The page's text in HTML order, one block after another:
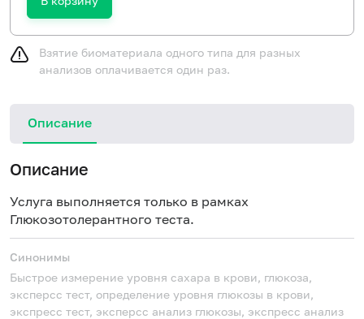
Взятие биоматериала одного типа для разных
анализов оплачивается один раз.
Описание
Описание
Услуга выполняется только в рамках
Глюкозотолерантного теста.
Синонимы
Быстрое измерение уровня сахара в крови, глюкоза,
эксперсс тест, определение уровня глюкозы в крови,
экспресс тест, эксперсс анализ глюкозы, экспресс анализ